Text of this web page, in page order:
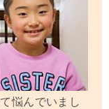
悩んでいまし